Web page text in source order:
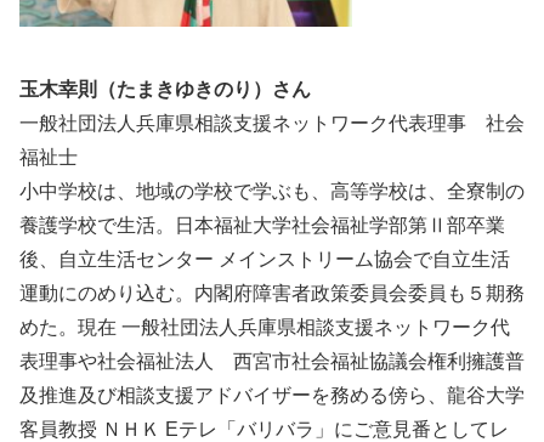
玉木幸則（たまきゆきのり）さん
一般社団法人兵庫県相談支援ネットワーク代表理事 社会
福祉士
小中学校は、地域の学校で学ぶも、高等学校は、全寮制の
養護学校で生活。日本福祉大学社会福祉学部第Ⅱ部卒業
後、自立生活センター メインストリーム協会で自立生活
運動にのめり込む。内閣府障害者政策委員会委員も５期務
めた。現在 一般社団法人兵庫県相談支援ネットワーク代
表理事や社会福祉法人 西宮市社会福祉協議会権利擁護普
及推進及び相談支援アドバイザーを務める傍ら、龍谷大学
客員教授 ＮＨＫ Eテレ「バリバラ」にご意見番としてレ